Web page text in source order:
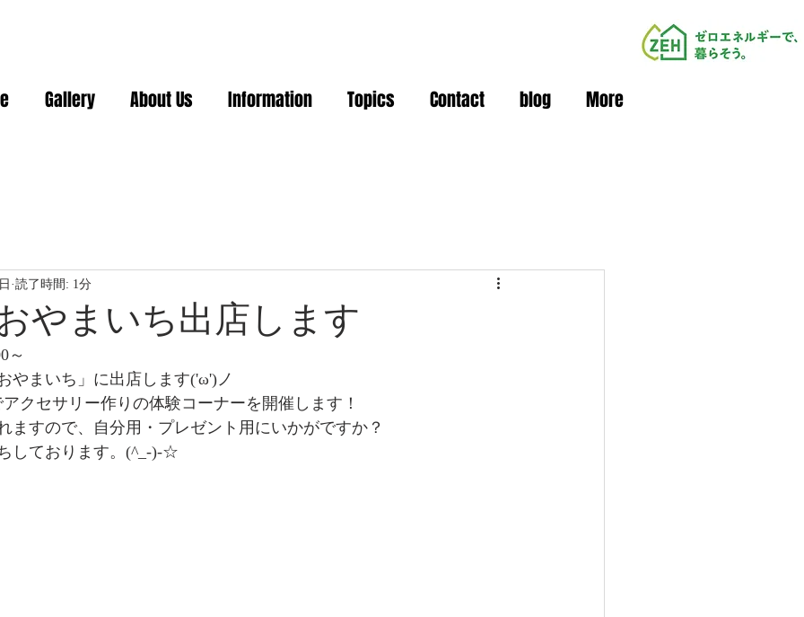
Gallery About Us Information Topics Contact blog More
やまいち出店します
読了時間: 1分
～
やまいち」に出店します('ω')ノ
クセサリー作りの体験コーナーを開催します！
ますので、自分用・プレゼント用にいかがですか？
しております。(^_-)-☆